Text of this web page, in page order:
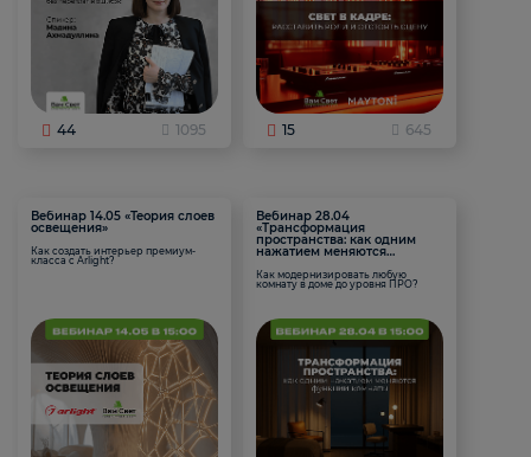
44 1095 15 645
Вебинар 14.05 «Теория слоев
освещения»
Как создать интерьер премиум-
класса с Arlight?
Вебинар 28.04
«Трансформация
пространства: как одним
нажатием меняются
Как модернизировать любую
комнату в доме до уровня ПРО?